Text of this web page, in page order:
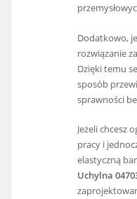
Dodatkowo,
rozwiązanie
Dzięki temu
sposób
sprawności
Jeżeli chcesz
pracy i
elastyczną
Uchylna